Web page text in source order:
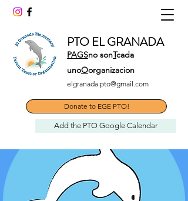
PTO EL GRANADA
PAGSno sonTcada
unoOorganizacion
elgranada.pto@gmail.com
Donate to EGE PTO!
Add the PTO Google Calendar